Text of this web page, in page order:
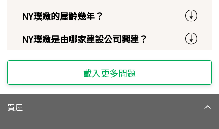
NY璞緻的屋齡幾年？
NY璞緻是由哪家建設公司興建？
載入更多問題
買屋